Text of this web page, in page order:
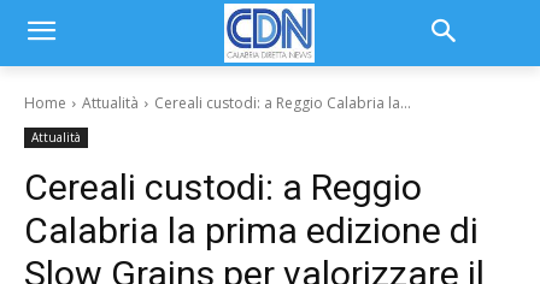
Home Attualità Cereali custodi: a Reggio Calabria la...
Attualità
Cereali custodi: a Reggio
Calabria la prima edizione di
Slow Grains per valorizzare il